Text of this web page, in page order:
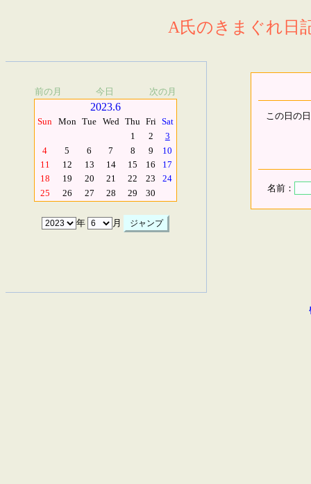
A氏のきまぐれ日
前の月 今日 次の月
2023.6
Sun Mon Tue Wed Thu Fri Sat
1
2
3
4
5 6 7 8 9
10
11
12 13 14 15 16
17
18
19 20 21 22 23
24
25
26 27 28 29 30
年 月
この日の
名前：